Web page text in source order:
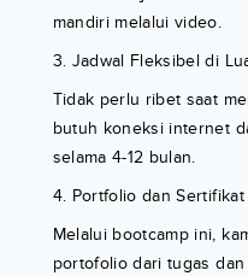
mandiri melalui video.
3. Jadwal Fleksibel di
Tidak perlu ribet saat
butuh koneksi internet
selama 4-12 bulan.
4. Portfolio dan Sertifikat
Melalui bootcamp ini,
portofolio dari tugas